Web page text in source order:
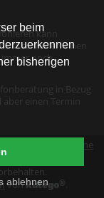
beim
bisherigen
ablehnen
kann
schneller: einen
immer noch
in Bezug
einen Termin
Allgemeine
vonkutego ® .